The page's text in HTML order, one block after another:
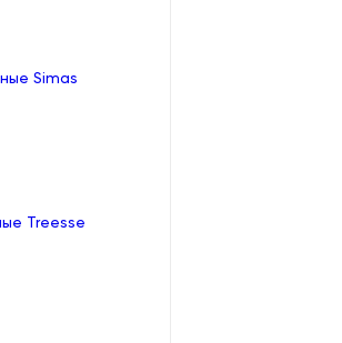
Simas
Treesse